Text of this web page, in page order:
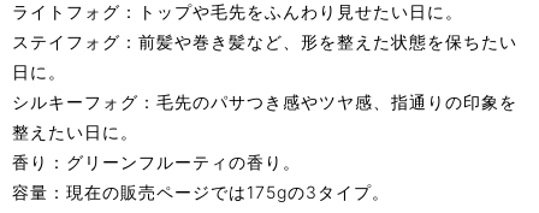
ライトフォグ：トップや毛先をふんわり見せたい日に。
ステイフォグ：前髪や巻き髪など、形を整えた状態を保ちたい
日に。
シルキーフォグ：毛先のパサつき感やツヤ感、指通りの印象を
整えたい日に。
香り：グリーンフルーティの香り。
容量：現在の販売ページでは175gの3タイプ。